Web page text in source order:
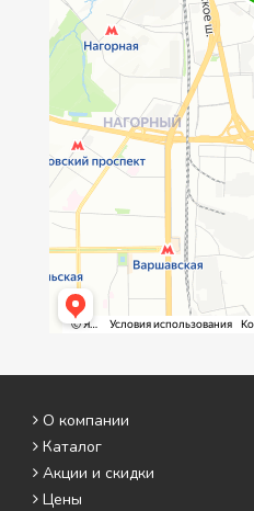
О компании
Каталог
Акции и скидки
Цены